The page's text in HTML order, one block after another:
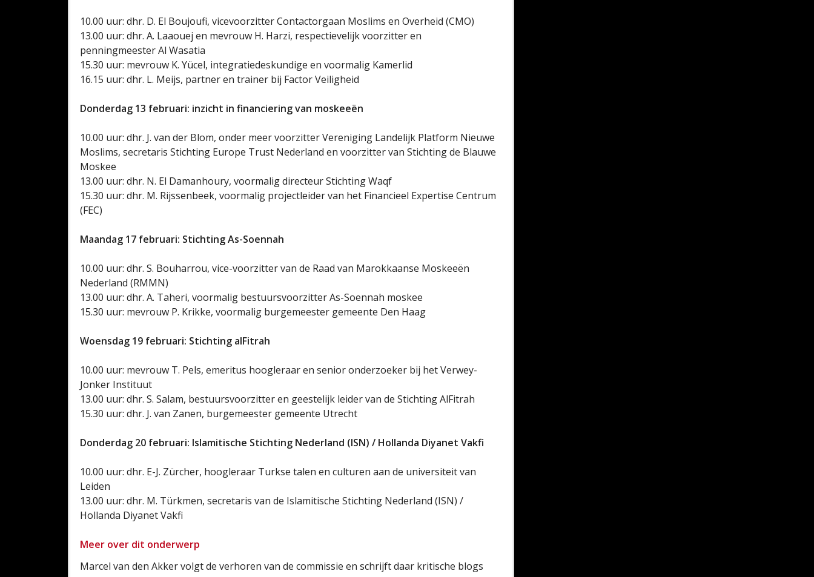
10.00 uur: dhr. D. El Boujoufi, vicevoorzitter Contactorgaan Moslims en Overheid (CMO)
13.00 uur: dhr. A. Laaouej en mevrouw H. Harzi, respectievelijk voorzitter en
penningmeester Al Wasatia
15.30 uur: mevrouw K. Yücel, integratiedeskundige en voormalig Kamerlid
16.15 uur: dhr. L. Meijs, partner en trainer bij Factor Veiligheid
Donderdag 13 februari: inzicht in financiering van moskeeën
10.00 uur: dhr. J. van der Blom, onder meer voorzitter Vereniging Landelijk Platform Nieuwe
Moslims, secretaris Stichting Europe Trust Nederland en voorzitter van Stichting de Blauwe
Moskee
13.00 uur: dhr. N. El Damanhoury, voormalig directeur Stichting Waqf
15.30 uur: dhr. M. Rijssenbeek, voormalig projectleider van het Financieel Expertise Centrum
(FEC)
Maandag 17 februari: Stichting As-Soennah
10.00 uur: dhr. S. Bouharrou, vice-voorzitter van de Raad van Marokkaanse Moskeeën
Nederland (RMMN)
13.00 uur: dhr. A. Taheri, voormalig bestuursvoorzitter As-Soennah moskee
15.30 uur: mevrouw P. Krikke, voormalig burgemeester gemeente Den Haag
Woensdag 19 februari: Stichting alFitrah
10.00 uur: mevrouw T. Pels, emeritus hoogleraar en senior onderzoeker bij het Verwey-
Jonker Instituut
13.00 uur: dhr. S. Salam, bestuursvoorzitter en geestelijk leider van de Stichting AlFitrah
15.30 uur: dhr. J. van Zanen, burgemeester gemeente Utrecht
Donderdag 20 februari: Islamitische Stichting Nederland (ISN) / Hollanda Diyanet Vakfi
10.00 uur: dhr. E-J. Zürcher, hoogleraar Turkse talen en culturen aan de universiteit van
Leiden
13.00 uur: dhr. M. Türkmen, secretaris van de Islamitische Stichting Nederland (ISN) /
Hollanda Diyanet Vakfi
Meer over dit onderwerp
Marcel van den Akker volgt de verhoren van de commissie en schrijft daar kritische blogs